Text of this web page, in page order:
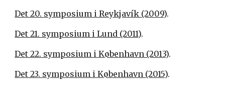
Det 20. symposium i Reykjavík (2009).
Det 21. symposium i Lund (2011).
Det 22. symposium i København (2013).
Det 23. symposium i København (2015).